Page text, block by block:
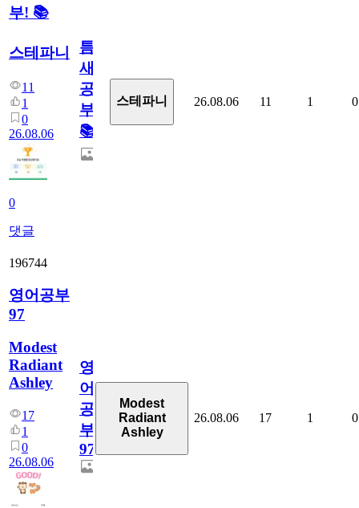
부! 📚
스테파니
11
1
0
26.08.06
0
댓글
틈
새
공
부!
📚
스테파니 26.08.06 11 1 0
196744
영어공부
97
Modest
Radiant
Ashley
17
1
0
26.08.06
영
어
공
부
97
Modest
Radiant
Ashley
26.08.06 17 1 0